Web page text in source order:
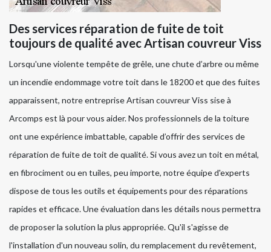
Des services réparation de fuite de toit
toujours de qualité avec Artisan couvreur Viss
Lorsqu'une violente tempête de grêle, une chute d’arbre ou même
un incendie endommage votre toit dans le 18200 et que des fuites
apparaissent, notre entreprise Artisan couvreur Viss sise à
Arcomps est là pour vous aider. Nos professionnels de la toiture
ont une expérience imbattable, capable d’offrir des services de
réparation de fuite de toit de qualité. Si vous avez un toit en métal,
en fibrociment ou en tuiles, peu importe, notre équipe d'experts
dispose de tous les outils et équipements pour des réparations
rapides et efficace. Une évaluation dans les détails nous permettra
de proposer la solution la plus appropriée. Qu'il s'agisse de
l'installation d'un nouveau solin, du remplacement du revêtement,